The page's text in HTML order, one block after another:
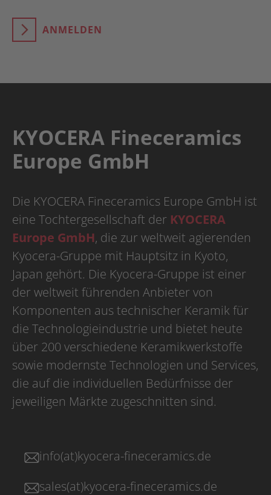
KYOCERA Fineceramics
Europe GmbH
Die KYOCERA Fineceramics Europe GmbH ist
eine Tochtergesellschaft der KYOCERA
Europe GmbH, die zur weltweit agierenden
Kyocera-Gruppe mit Hauptsitz in Kyoto,
Japan gehört. Die Kyocera-Gruppe ist einer
der weltweit führenden Anbieter von
Komponenten aus technischer Keramik für
die Technologieindustrie und bietet heute
über 200 verschiedene Keramikwerkstoffe
sowie modernste Technologien und Services,
die auf die individuellen Bedürfnisse der
jeweiligen Märkte zugeschnitten sind.
info(at)kyocera-fineceramics.de
sales(at)kyocera-fineceramics.de
ANMELDEN